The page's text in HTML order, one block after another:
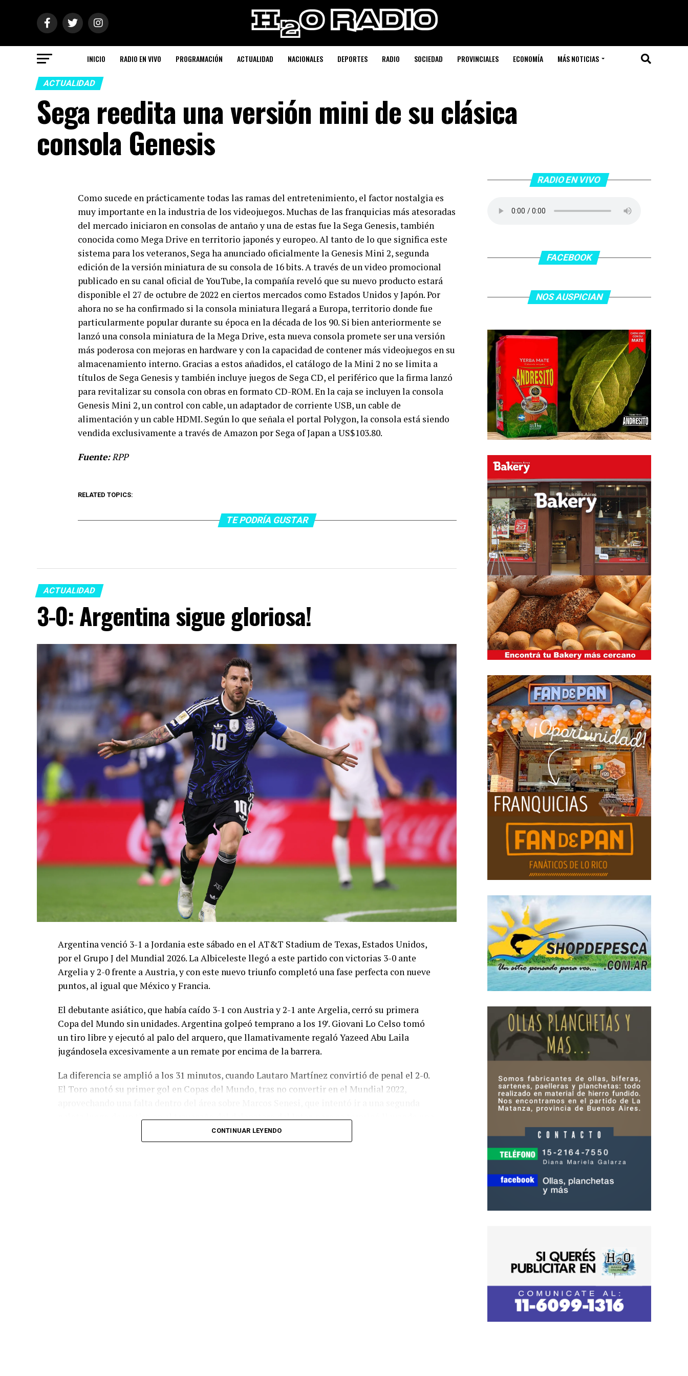
INICIO RADIO EN VIVO PROGRAMACIÓN ACTUALIDAD NACIONALES DEPORTES RADIO SOCIEDAD PROVINCIALES ECONOMÍA MÁS NOTICIAS
ACTUALIDAD
Sega reedita una versión mini de su clásica
consola Genesis
Como sucede en prácticamente todas las ramas del entretenimiento, el factor nostalgia es
muy importante en la industria de los videojuegos. Muchas de las franquicias más atesoradas
del mercado iniciaron en consolas de antaño y una de estas fue la Sega Genesis, también
conocida como Mega Drive en territorio japonés y europeo. Al tanto de lo que significa este
sistema para los veteranos, Sega ha anunciado oficialmente la Genesis Mini 2, segunda
edición de la versión miniatura de su consola de 16 bits. A través de un video promocional
publicado en su canal oficial de YouTube, la compañía reveló que su nuevo producto estará
disponible el 27 de octubre de 2022 en ciertos mercados como Estados Unidos y Japón. Por
ahora no se ha confirmado si la consola miniatura llegará a Europa, territorio donde fue
particularmente popular durante su época en la década de los 90. Si bien anteriormente se
lanzó una consola miniatura de la Mega Drive, esta nueva consola promete ser una versión
más poderosa con mejoras en hardware y con la capacidad de contener más videojuegos en su
almacenamiento interno. Gracias a estos añadidos, el catálogo de la Mini 2 no se limita a
títulos de Sega Genesis y también incluye juegos de Sega CD, el periférico que la firma lanzó
para revitalizar su consola con obras en formato CD-ROM. En la caja se incluyen la consola
Genesis Mini 2, un control con cable, un adaptador de corriente USB, un cable de
alimentación y un cable HDMI. Según lo que señala el portal Polygon, la consola está siendo
vendida exclusivamente a través de Amazon por Sega of Japan a US$103.80.
Fuente:RPP
RELATED TOPICS:
TE PODRÍA GUSTAR
ACTUALIDAD
3-0: Argentina sigue gloriosa!
Argentina venció 3-1 a Jordania este sábado en el AT&T Stadium de Texas, Estados Unidos,
por el Grupo J del Mundial 2026. La Albiceleste llegó a este partido con victorias 3-0 ante
Argelia y 2-0 frente a Austria, y con este nuevo triunfo completó una fase perfecta con nueve
puntos, al igual que México y Francia.
El debutante asiático, que había caído 3-1 con Austria y 2-1 ante Argelia, cerró su primera
Copa del Mundo sin unidades. Argentina golpeó temprano a los 19′. Giovani Lo Celso tomó
un tiro libre y ejecutó al palo del arquero, que llamativamente regaló Yazeed Abu Laila
jugándosela excesivamente a un remate por encima de la barrera.
La diferencia se amplió a los 31 minutos, cuando Lautaro Martínez convirtió de penal el 2-0.
El Toro anotó su primer gol en Copas del Mundo, tras no convertir en el Mundial 2022,
pelota luego de un tiro en el travesaño del delanatero del Inter, pero se terminó llevando una
CONTINUAR LEYENDO
RADIO EN VIVO
FACEBOOK
NOS AUSPICIAN